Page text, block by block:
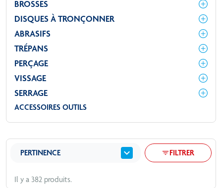
BROSSES
DISQUES À TRONÇONNER
ABRASIFS
TRÉPANS
PERÇAGE
VISSAGE
SERRAGE
ACCESSOIRES OUTILS
Il y a 382 produits.
PERTINENCE expand_more filter_listFILTRER